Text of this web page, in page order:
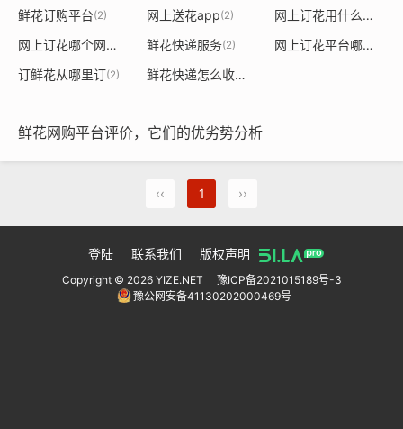
鲜花订购平台(2) 网上送花app(2) 网上订花用什么软件好
网上订花哪个网站好 鲜花快递服务(2) 网上订花平台哪个好
订鲜花从哪里订(2) 鲜花快递怎么收费
鲜花网购平台评价，它们的优劣势分析
‹‹ 1 ››
登陆 联系我们 版权声明
Copyright © 2026 YIZE.NET
豫ICP备2021015189号-3
豫公网安备41130202000469号